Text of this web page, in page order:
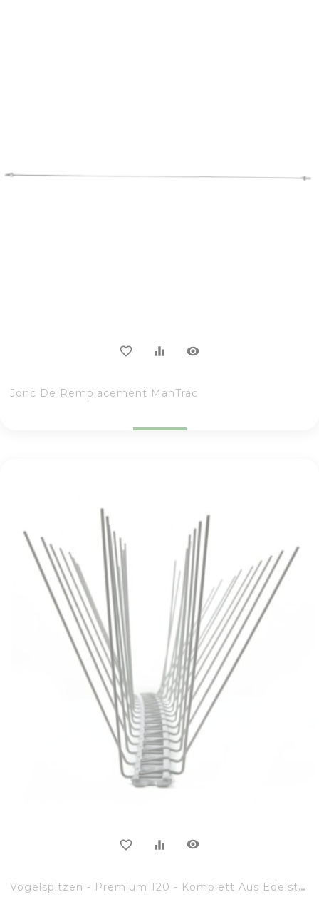
favorite_border equalizer visibility
Jonc De Remplacement ManTrac
favorite_border equalizer visibility
Vogelspitzen - Premium 120 - Komplett Aus Edelstahl